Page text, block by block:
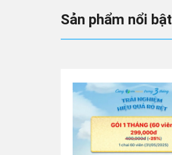
Sản phẩm nổi bật